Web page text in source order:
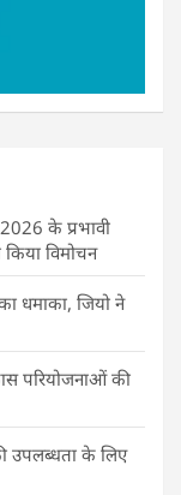
के प्रभावी
किया विमोचन
धमाका, जियो ने
परियोजनाओं की
उपलब्धता के लिए